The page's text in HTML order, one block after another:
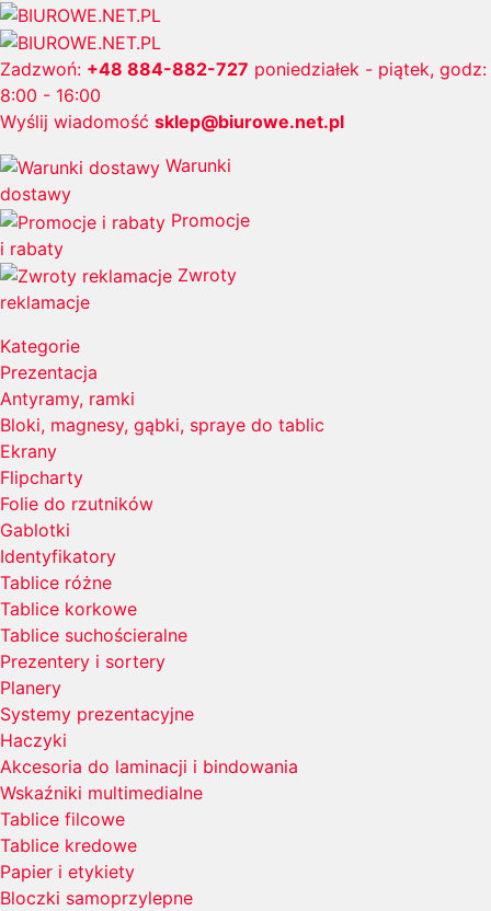
Zadzwoń: +48 884-882-727 poniedziałek - piątek, godz:
8:00 - 16:00
Wyślij wiadomość sklep@biurowe.net.pl
Warunki
dostawy
Promocje
i rabaty
Zwroty
reklamacje
Kategorie
Prezentacja
Antyramy, ramki
Bloki, magnesy, gąbki, spraye do tablic
Ekrany
Flipcharty
Folie do rzutników
Gablotki
Identyfikatory
Tablice różne
Tablice korkowe
Tablice suchościeralne
Prezentery i sortery
Planery
Systemy prezentacyjne
Haczyki
Akcesoria do laminacji i bindowania
Wskaźniki multimedialne
Tablice filcowe
Tablice kredowe
Papier i etykiety
Bloczki samoprzylepne